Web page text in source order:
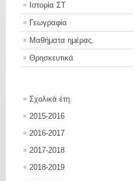
Ιστορία ΣΤ
Γεωγραφία
Μαθήματα ημέρας.
Θρησκευτικά
Σχολικά έτη.
2015-2016
2016-2017
2017-2018
2018-2019